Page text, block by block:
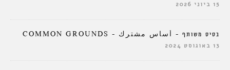
15 ביוני 2026
בסיס משותף – أساس مشترك – COMMON GROUNDS
13 באוגוסט 2024